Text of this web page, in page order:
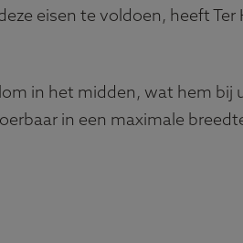
eisen te voldoen, heeft
in het midden, wat hem
in een maximale